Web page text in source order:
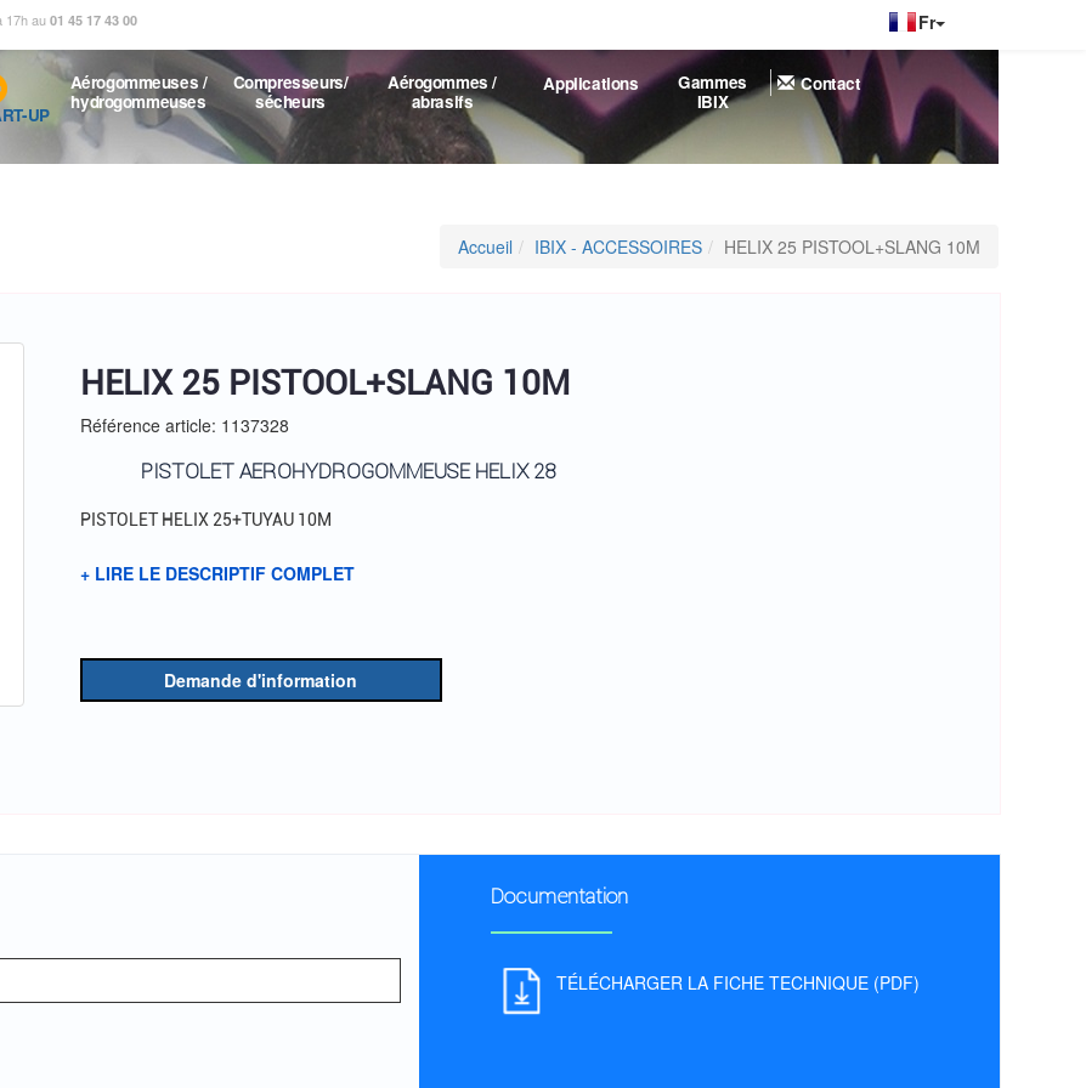
17h au 01 45 17 43 00
UP
Aérogommeuses /
hydrogommeuses
Compresseurs/
sécheurs
Aérogommes /
abrasifs
Applications
Gammes
IBIX
| Contact
Accueil IBIX - ACCESSOIRES HELIX 25 PISTOOL+SLANG 10M
HELIX 25 PISTOOL+SLANG 10M
Référence article: 1137328
PISTOLET AEROHYDROGOMMEUSE HELIX 28
PISTOLET HELIX 25+TUYAU 10M
+ LIRE LE DESCRIPTIF COMPLET
Demande d'information
Documentation
TÉLÉCHARGER LA FICHE TECHNIQUE (PDF)